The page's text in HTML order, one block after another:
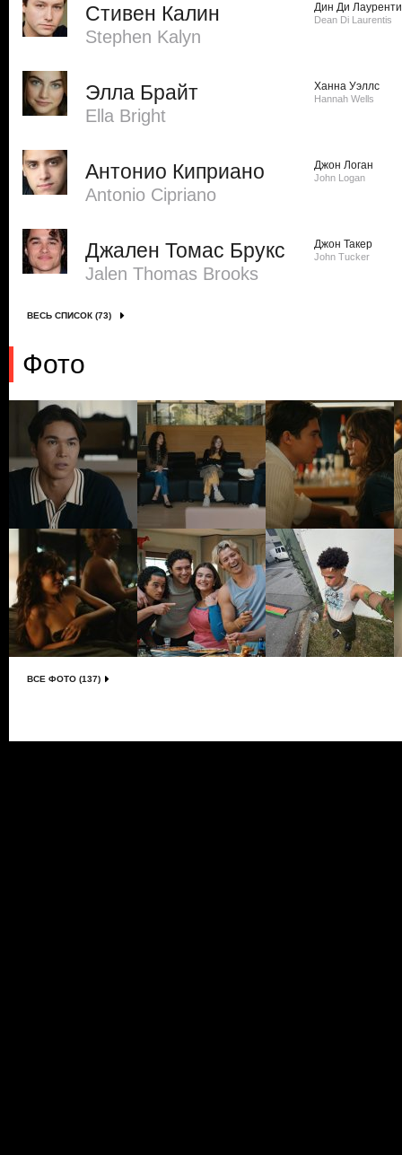
Стивен Калин
Stephen Kalyn
Дин Ди
Dean Di Laurentis
Элла Брайт
Ella Bright
Ханна Уэллс
Hannah Wells
Антонио Киприано
Antonio Cipriano
Джон Логан
John Logan
Джален Томас Брукс
Jalen Thomas Brooks
Джон Такер
John Tucker
ВЕСЬ СПИСОК (73)
Фото
ВСЕ ФОТО (137)